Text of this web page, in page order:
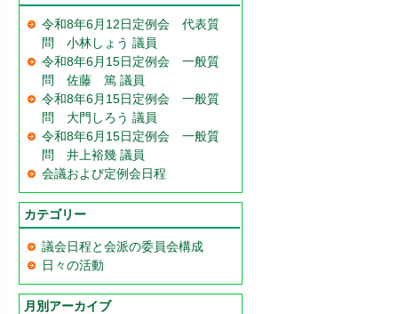
令和8年6月12日定例会 代表質
問 小林しょう 議員
令和8年6月15日定例会 一般質
問 佐藤 篤 議員
令和8年6月15日定例会 一般質
問 大門しろう 議員
令和8年6月15日定例会 一般質
問 井上裕幾 議員
会議および定例会日程
カテゴリー
議会日程と会派の委員会構成
日々の活動
月別アーカイブ